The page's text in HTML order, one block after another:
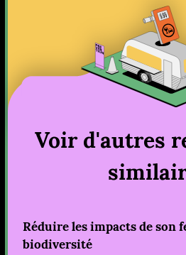
Voir d'autres
Réduire les impacts de son
biodiversité